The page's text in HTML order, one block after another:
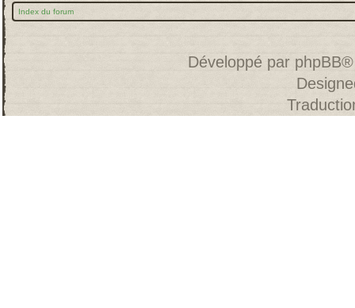
Index du forum
Développé par phpBB®